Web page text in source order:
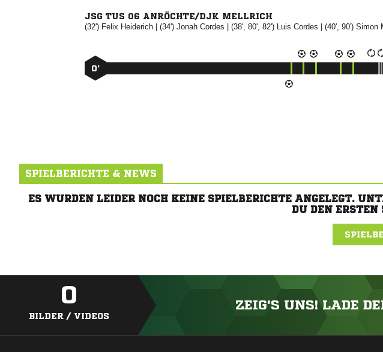
JSG TUS 06 ANRÖCHTE/DJK MELLRICH
(32')  | (34')  | (38', 80', 82')   | (40', 90') 
0’
SPIELBERICHTE & NEWS
ES WURDEN LEIDER NOCH KEINE SPIELBERICHTE ANGELEGT.
DU DEN ERSTEN
0
BILDER / VIDEOS
ZEIG'S UNS! LADE